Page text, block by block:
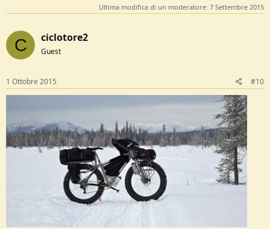
Ultima modifica di un moderatore: 7 Settembre 2015
C ciclotore2
Guest
1 Ottobre 2015 #10